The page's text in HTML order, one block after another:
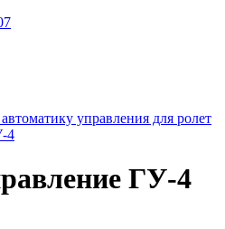
управления для ролет
4
ГУ-4